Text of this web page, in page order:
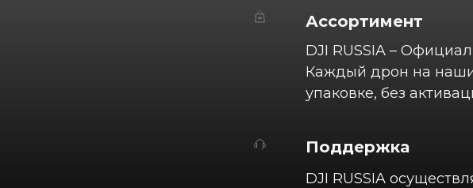
Ассортимент
DJI RUSSIA –
Каждый дрон на
упаковке, без
Поддержка
DJI RUSSIA